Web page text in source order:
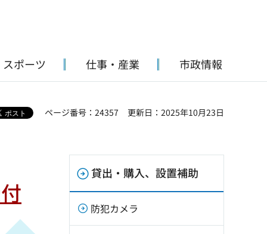
ポーツ 仕事・産業 市政情報
ページ番号：24357
更新日：2025年10月23日
貸出・購入、設置補助
防犯カメラ